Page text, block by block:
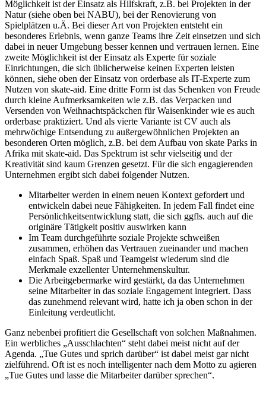
Möglichkeit ist der Einsatz als Hilfskraft, z.B. bei Projekten in der
Natur (siehe oben bei NABU), bei der Renovierung von
Spielplätzen u.Ä. Bei dieser Art von Projekten entsteht ein
besonderes Erlebnis, wenn ganze Teams ihre Zeit einsetzen und sich
dabei in neuer Umgebung besser kennen und vertrauen lernen. Eine
zweite Möglichkeit ist der Einsatz als Experte für soziale
Einrichtungen, die sich üblicherweise keinen Experten leisten
können, siehe oben der Einsatz von orderbase als IT-Experte zum
Nutzen von skate-aid. Eine dritte Form ist das Schenken von Freude
durch kleine Aufmerksamkeiten wie z.B. das Verpacken und
Versenden von Weihnachtspäckchen für Waisenkinder wie es auch
orderbase praktiziert. Und als vierte Variante ist CV auch als
mehrwöchige Entsendung zu außergewöhnlichen Projekten an
besonderen Orten möglich, z.B. bei dem Aufbau von skate Parks in
Afrika mit skate-aid. Das Spektrum ist sehr vielseitig und der
Kreativität sind kaum Grenzen gesetzt. Für die sich engagierenden
Unternehmen ergibt sich dabei folgender Nutzen.
Mitarbeiter werden in einem neuen Kontext gefordert und
entwickeln dabei neue Fähigkeiten. In jedem Fall findet eine
Persönlichkeitsentwicklung statt, die sich ggfls. auch auf die
originäre Tätigkeit positiv auswirken kann
Im Team durchgeführte soziale Projekte schweißen
zusammen, erhöhen das Vertrauen zueinander und machen
einfach Spaß. Spaß und Teamgeist wiederum sind die
Merkmale exzellenter Unternehmenskultur.
Die Arbeitgebermarke wird gestärkt, da das Unternehmen
seine Mitarbeiter in das soziale Engagement integriert. Dass
das zunehmend relevant wird, hatte ich ja oben schon in der
Einleitung verdeutlicht.
Ganz nebenbei profitiert die Gesellschaft von solchen Maßnahmen.
Ein werbliches „Ausschlachten“ steht dabei meist nicht auf der
Agenda. „Tue Gutes und sprich darüber“ ist dabei meist gar nicht
zielführend. Oft ist es noch intelligenter nach dem Motto zu agieren
„Tue Gutes und lasse die Mitarbeiter darüber sprechen“.